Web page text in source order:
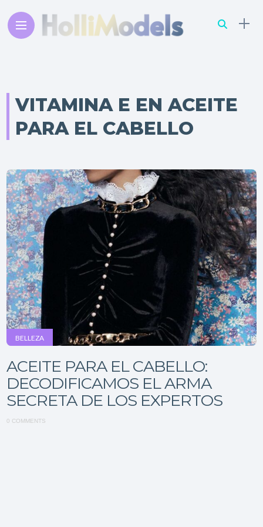
VITAMINA E EN ACEITE
PARA EL CABELLO
BELLEZA
ACEITE PARA EL CABELLO:
DECODIFICAMOS EL ARMA
SECRETA DE LOS EXPERTOS
0 COMMENTS